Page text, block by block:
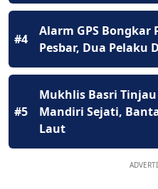
#4
Alarm GPS
Pesbar, Dua Pelaku
#5
Mukhlis Basri
Mandiri Sejati,
Laut